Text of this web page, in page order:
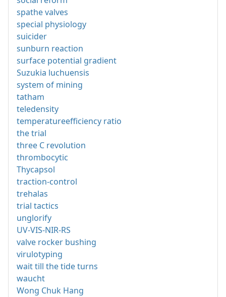
spathe valves
special physiology
suicider
sunburn reaction
surface potential gradient
Suzukia luchuensis
system of mining
tatham
teledensity
temperatureefficiency ratio
the trial
three C revolution
thrombocytic
Thycapsol
traction-control
trehalas
trial tactics
unglorify
UV-VIS-NIR-RS
valve rocker bushing
virulotyping
wait till the tide turns
waucht
Wong Chuk Hang